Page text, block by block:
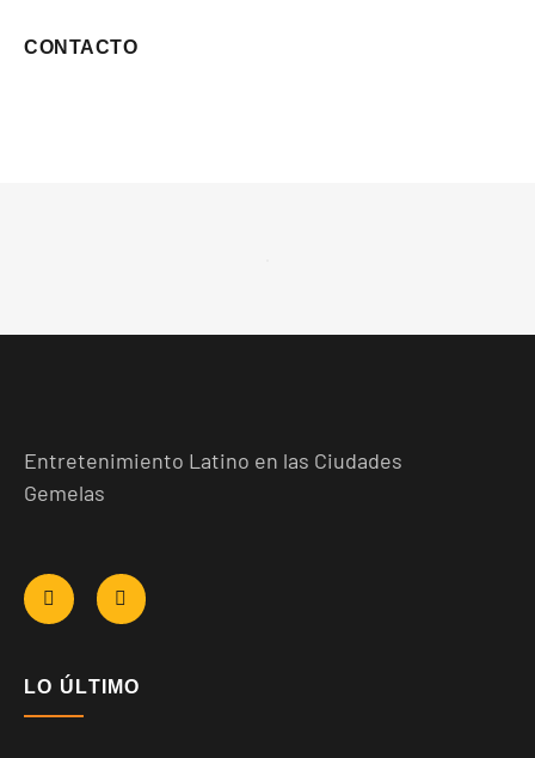
CONTACTO
Entretenimiento Latino en las Ciudades
Gemelas
LO ÚLTIMO